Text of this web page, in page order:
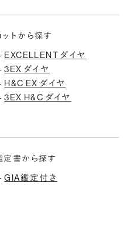
ットから探す
EXCELLENT ダイヤ
3EX ダイヤ
H&C EX ダイヤ
3EX H&C ダイヤ
定書から探す
GIA鑑定付き